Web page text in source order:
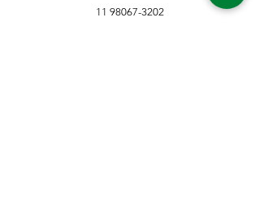
11 98067-3202